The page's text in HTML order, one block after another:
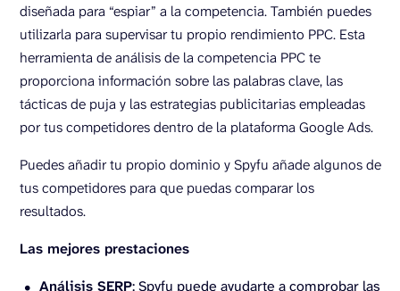
diseñada para “espiar” a la competencia. También puedes
utilizarla para supervisar tu propio rendimiento PPC. Esta
herramienta de análisis de la competencia PPC te
proporciona información sobre las palabras clave, las
tácticas de puja y las estrategias publicitarias empleadas
por tus competidores dentro de la plataforma Google Ads.
Puedes añadir tu propio dominio y Spyfu añade algunos de
tus competidores para que puedas comparar los
resultados.
Las mejores prestaciones
Análisis SERP: Spyfu puede ayudarte a comprobar las